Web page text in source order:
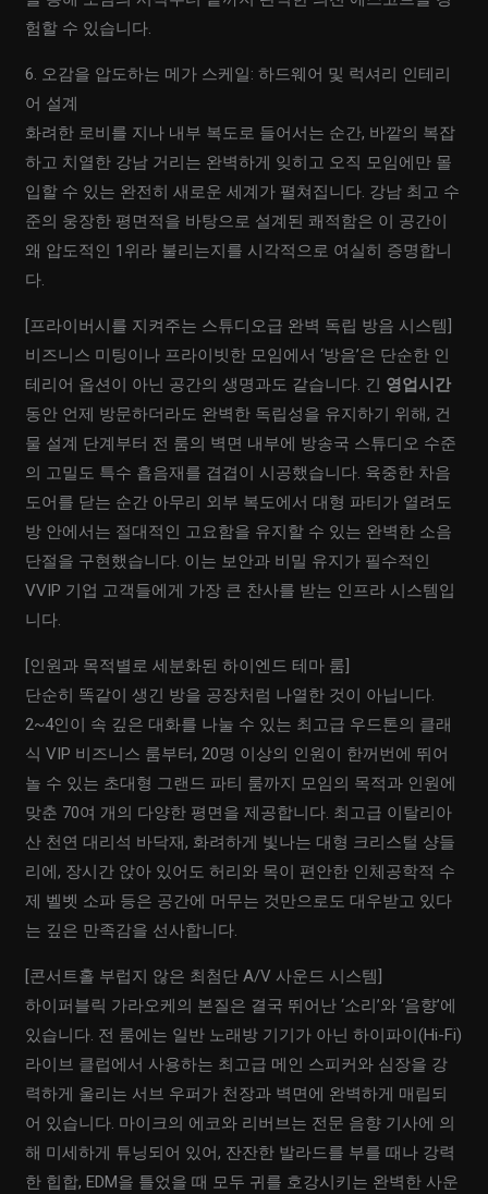
험할 수 있습니다.
6. 오감을 압도하는 메가 스케일: 하드웨어 및 럭셔리 인테리
어 설계
화려한 로비를 지나 내부 복도로 들어서는 순간, 바깥의 복잡
하고 치열한 강남 거리는 완벽하게 잊히고 오직 모임에만 몰
입할 수 있는 완전히 새로운 세계가 펼쳐집니다. 강남 최고 수
준의 웅장한 평면적을 바탕으로 설계된 쾌적함은 이 공간이
왜 압도적인 1위라 불리는지를 시각적으로 여실히 증명합니
다.
[프라이버시를 지켜주는 스튜디오급 완벽 독립 방음 시스템]
비즈니스 미팅이나 프라이빗한 모임에서 ‘방음’은 단순한 인
테리어 옵션이 아닌 공간의 생명과도 같습니다. 긴 영업시간
동안 언제 방문하더라도 완벽한 독립성을 유지하기 위해, 건
물 설계 단계부터 전 룸의 벽면 내부에 방송국 스튜디오 수준
의 고밀도 특수 흡음재를 겹겹이 시공했습니다. 육중한 차음
도어를 닫는 순간 아무리 외부 복도에서 대형 파티가 열려도
방 안에서는 절대적인 고요함을 유지할 수 있는 완벽한 소음
단절을 구현했습니다. 이는 보안과 비밀 유지가 필수적인
VVIP 기업 고객들에게 가장 큰 찬사를 받는 인프라 시스템입
니다.
[인원과 목적별로 세분화된 하이엔드 테마 룸]
단순히 똑같이 생긴 방을 공장처럼 나열한 것이 아닙니다.
2~4인이 속 깊은 대화를 나눌 수 있는 최고급 우드톤의 클래
식 VIP 비즈니스 룸부터, 20명 이상의 인원이 한꺼번에 뛰어
놀 수 있는 초대형 그랜드 파티 룸까지 모임의 목적과 인원에
맞춘 70여 개의 다양한 평면을 제공합니다. 최고급 이탈리아
산 천연 대리석 바닥재, 화려하게 빛나는 대형 크리스털 샹들
리에, 장시간 앉아 있어도 허리와 목이 편안한 인체공학적 수
제 벨벳 소파 등은 공간에 머무는 것만으로도 대우받고 있다
는 깊은 만족감을 선사합니다.
[콘서트홀 부럽지 않은 최첨단 A/V 사운드 시스템]
하이퍼블릭 가라오케의 본질은 결국 뛰어난 ‘소리’와 ‘음향’에
있습니다. 전 룸에는 일반 노래방 기기가 아닌 하이파이(Hi-Fi)
라이브 클럽에서 사용하는 최고급 메인 스피커와 심장을 강
력하게 울리는 서브 우퍼가 천장과 벽면에 완벽하게 매립되
어 있습니다. 마이크의 에코와 리버브는 전문 음향 기사에 의
해 미세하게 튜닝되어 있어, 잔잔한 발라드를 부를 때나 강력
한 힙합, EDM을 틀었을 때 모두 귀를 호강시키는 완벽한 사운